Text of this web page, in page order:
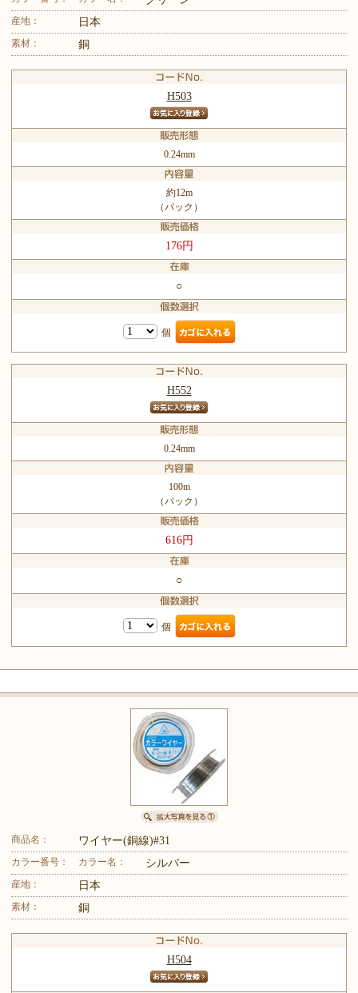
産地： 日本
素材： 銅
H503
0.24mm
約12m
（パック）
176円
○
個
H552
0.24mm
100m
（パック）
616円
○
個
商品名： ワイヤー(銅線)#31
カラー番号： カラー名： シルバー
産地： 日本
素材： 銅
H504